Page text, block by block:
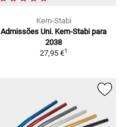
Kern-Stabi
Admissões Uni. Kern-Stabi para
2038
27,95 €1